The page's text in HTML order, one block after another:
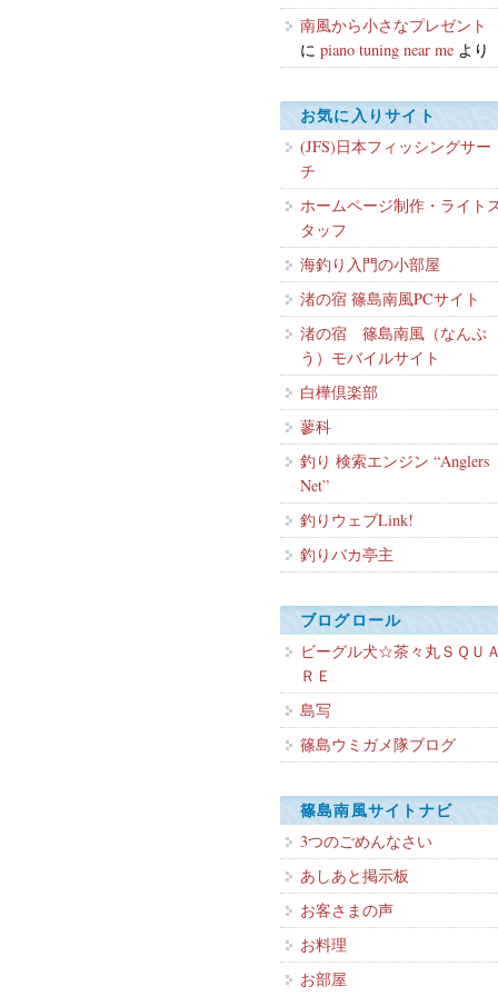
南風から小さなプレゼント
に piano tuning near me より
お気に入りサイト
(JFS)日本フィッシングサー
チ
ホームページ制作・ライト
タッフ
海釣り入門の小部屋
渚の宿 篠島南風PCサイト
渚の宿 篠島南風（なんぷ
う）モバイルサイト
白樺倶楽部
蓼科
釣り 検索エンジン “Anglers
Net”
釣りウェブLink!
釣りバカ亭主
ブログロール
ビーグル犬☆茶々丸ＳＱＵ
ＲＥ
島写
篠島ウミガメ隊ブログ
篠島南風サイトナビ
3つのごめんなさい
あしあと掲示板
お客さまの声
お料理
お部屋